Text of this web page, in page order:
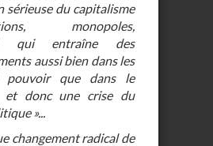
sérieuse du capitalisme
monopoles,
qui entraîne des
aussi bien dans les
pouvoir que dans le
et donc une crise du
»...
changement radical de